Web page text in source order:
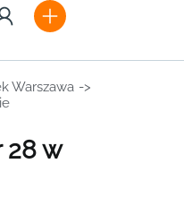
Warszawa ->
28 w